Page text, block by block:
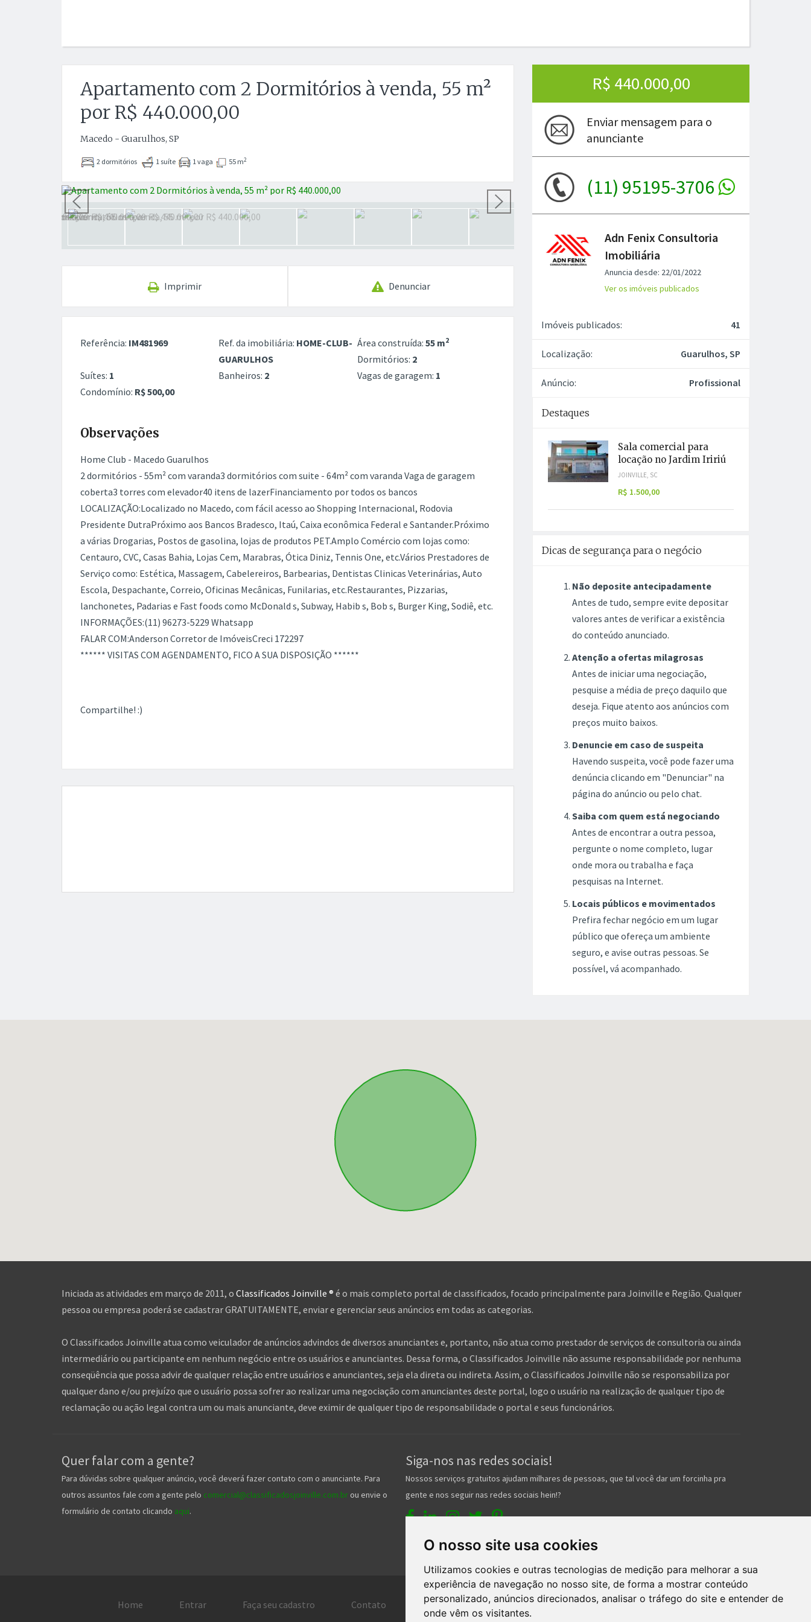
O nosso site usa cookies
Utilizamos cookies e outras tecnologias de medição para melhorar a sua
experiência de navegação no nosso site, de forma a mostrar conteúdo
personalizado, anúncios direcionados, analisar o tráfego do site e entender de
onde vêm os visitantes.
Apartamento com 2 Dormitórios à venda, 55 m²
por R$ 440.000,00
Macedo - Guarulhos, SP
2 dormitórios 1 suíte 1 vaga 55 m2
Anterior Próxima
Imprimir Denunciar
Referência: IM481969 Ref. da imobiliária: HOME-CLUB-
GUARULHOS
Área construída: 55 m2
Dormitórios: 2
Suítes: 1 Banheiros: 2 Vagas de garagem: 1
Condomínio: R$ 500,00
Observações
Home Club - Macedo Guarulhos
2 dormitórios - 55m² com varanda3 dormitórios com suite - 64m² com varanda Vaga de garagem
coberta3 torres com elevador40 itens de lazerFinanciamento por todos os bancos
LOCALIZAÇÃO:Localizado no Macedo, com fácil acesso ao Shopping Internacional, Rodovia
Presidente DutraPróximo aos Bancos Bradesco, Itaú, Caixa econômica Federal e Santander.Próximo
a várias Drogarias, Postos de gasolina, lojas de produtos PET.Amplo Comércio com lojas como:
Centauro, CVC, Casas Bahia, Lojas Cem, Marabras, Ótica Diniz, Tennis One, etc.Vários Prestadores de
Serviço como: Estética, Massagem, Cabelereiros, Barbearias, Dentistas Clinicas Veterinárias, Auto
Escola, Despachante, Correio, Oficinas Mecânicas, Funilarias, etc.Restaurantes, Pizzarias,
lanchonetes, Padarias e Fast foods como McDonald s, Subway, Habib s, Bob s, Burger King, Sodiê, etc.
INFORMAÇÕES:(11) 96273-5229 Whatsapp
FALAR COM:Anderson Corretor de ImóveisCreci 172297
****** VISITAS COM AGENDAMENTO, FICO A SUA DISPOSIÇÃO ******
Compartilhe! :)
R$ 440.000,00
Enviar mensagem para o
anunciante
(11) 95195-3706
Adn Fenix Consultoria
Imobiliária
Anuncia desde: 22/01/2022
Ver os imóveis publicados
Imóveis publicados: 41
Localização: Guarulhos, SP
Anúncio: Profissional
Destaques
Sala comercial para
locação no Jardim Iririú
JOINVILLE, SC
R$ 1.500,00
Dicas de segurança para o negócio
Não deposite antecipadamente
Antes de tudo, sempre evite depositar
valores antes de verificar a existência
do conteúdo anunciado.
Atenção a ofertas milagrosas
Antes de iniciar uma negociação,
pesquise a média de preço daquilo que
deseja. Fique atento aos anúncios com
preços muito baixos.
Denuncie em caso de suspeita
Havendo suspeita, você pode fazer uma
denúncia clicando em "Denunciar" na
página do anúncio ou pelo chat.
Saiba com quem está negociando
Antes de encontrar a outra pessoa,
pergunte o nome completo, lugar
onde mora ou trabalha e faça
pesquisas na Internet.
Locais públicos e movimentados
Prefira fechar negócio em um lugar
público que ofereça um ambiente
seguro, e avise outras pessoas. Se
possível, vá acompanhado.
Iniciada as atividades em março de 2011, o Classificados Joinville ® é o mais completo portal de classificados, focado principalmente para Joinville e Região. Qualquer
pessoa ou empresa poderá se cadastrar GRATUITAMENTE, enviar e gerenciar seus anúncios em todas as categorias.
O Classificados Joinville atua como veiculador de anúncios advindos de diversos anunciantes e, portanto, não atua como prestador de serviços de consultoria ou ainda
intermediário ou participante em nenhum negócio entre os usuários e anunciantes. Dessa forma, o Classificados Joinville não assume responsabilidade por nenhuma
conseqüência que possa advir de qualquer relação entre usuários e anunciantes, seja ela direta ou indireta. Assim, o Classificados Joinville não se responsabiliza por
qualquer dano e/ou prejuízo que o usuário possa sofrer ao realizar uma negociação com anunciantes deste portal, logo o usuário na realização de qualquer tipo de
reclamação ou ação legal contra um ou mais anunciante, deve eximir de qualquer tipo de responsabilidade o portal e seus funcionários.
Quer falar com a gente?
Para dúvidas sobre qualquer anúncio, você deverá fazer contato com o anunciante. Para
outros assuntos fale com a gente pelo comercial@classificadosjoinville.com.br ou envie o
formulário de contato clicando aqui.
Siga-nos nas redes sociais!
Nossos serviços gratuitos ajudam milhares de pessoas, que tal você dar um forcinha pra
gente e nos seguir nas redes sociais hein!?
Home Entrar Faça seu cadastro Contato Central de ajuda Termos de uso Inserir anúncio grátis